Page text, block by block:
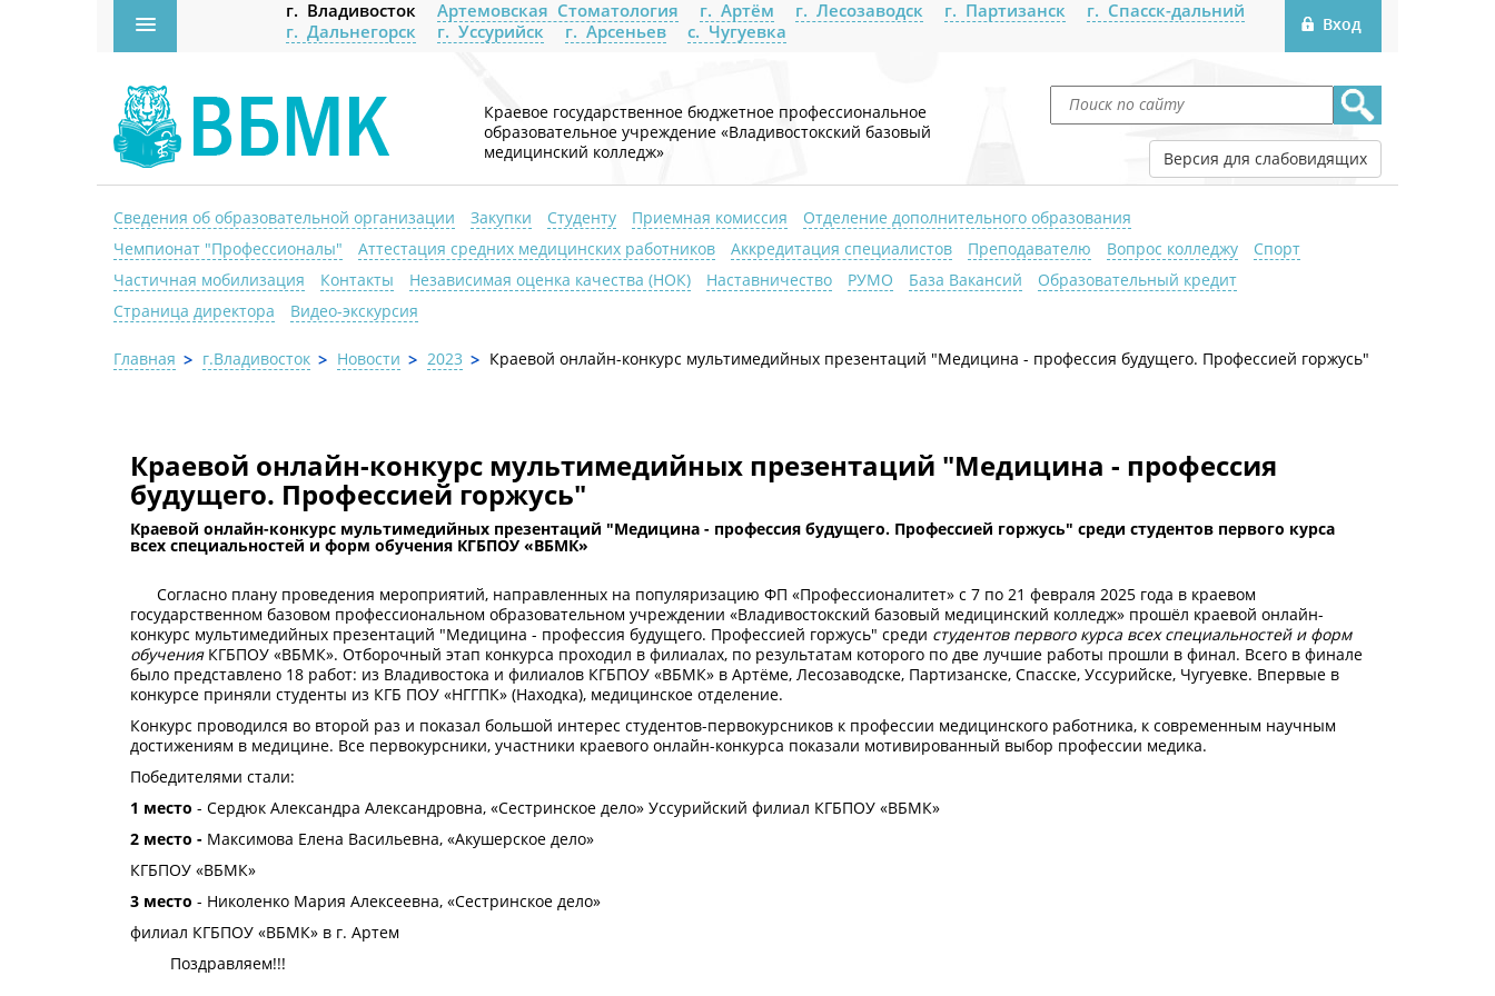
г. Владивосток Артемовская Стоматология г. Артём г. Лесозаводск г. Партизанск
г. Спасск-дальний
г. Дальнегорск
г. Уссурийск г. Арсеньев с. Чугуевка
Краевое государственное бюджетное профессиональное
образовательное учреждение «Владивостокский базовый
медицинский колледж»
Версия для слабовидящих
Сведения об образовательной организации Закупки Студенту Приемная комиссия
Отделение дополнительного образования
Чемпионат "Профессионалы"
Аттестация средних медицинских работников Аккредитация специалистов Преподавателю Вопрос колледжу
Спорт
Частичная мобилизация
Контакты Независимая оценка качества (НОК) Наставничество РУМО База Вакансий
Образовательный кредит
Страница директора
Видео-экскурсия
Главная г.Владивосток Новости 2023 Краевой онлайн-конкурс мультимедийных презентаций "Медицина - профессия будущего. Профессией горжусь"
Краевой онлайн-конкурс мультимедийных презентаций "Медицина - профессия
будущего. Профессией горжусь"
Краевой онлайн-конкурс мультимедийных презентаций "Медицина - профессия будущего. Профессией горжусь" среди студентов первого курса
всех специальностей и форм обучения КГБПОУ «ВБМК»
Согласно плану проведения мероприятий, направленных на популяризацию ФП «Профессионалитет» с 7 по 21 февраля 2025 года в краевом
государственном базовом профессиональном образовательном учреждении «Владивостокский базовый медицинский колледж» прошёл краевой онлайн-
конкурс мультимедийных презентаций "Медицина - профессия будущего. Профессией горжусь" среди студентов первого курса всех специальностей и форм
обучения КГБПОУ «ВБМК». Отборочный этап конкурса проходил в филиалах, по результатам которого по две лучшие работы прошли в финал. Всего в финале
было представлено 18 работ: из Владивостока и филиалов КГБПОУ «ВБМК» в Артёме, Лесозаводске, Партизанске, Спасске, Уссурийске, Чугуевке. Впервые в
конкурсе приняли студенты из КГБ ПОУ «НГГПК» (Находка), медицинское отделение.
Конкурс проводился во второй раз и показал большой интерес студентов-первокурсников к профессии медицинского работника, к современным научным
достижениям в медицине. Все первокурсники, участники краевого онлайн-конкурса показали мотивированный выбор профессии медика.
Победителями стали:
1 место - Сердюк Александра Александровна, «Сестринское дело» Уссурийский филиал КГБПОУ «ВБМК»
2 место - Максимова Елена Васильевна, «Акушерское дело»
КГБПОУ «ВБМК»
3 место - Николенко Мария Алексеевна, «Сестринское дело»
филиал КГБПОУ «ВБМК» в г. Артем
Поздравляем!!!